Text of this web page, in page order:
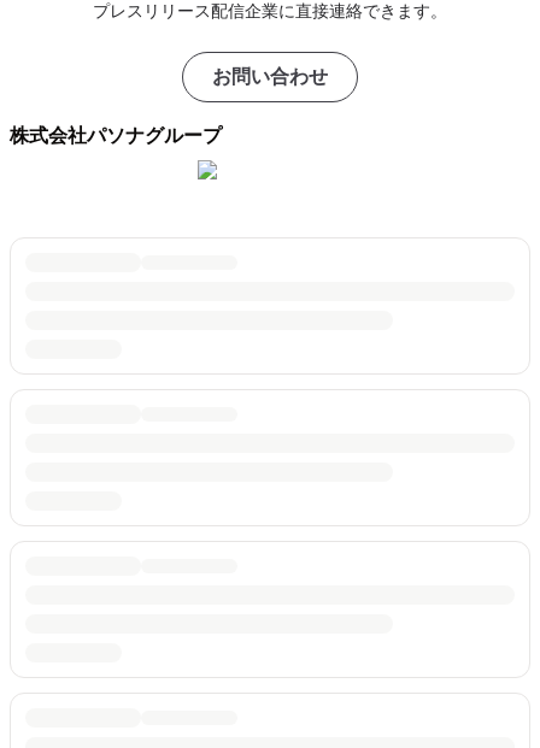
プレスリリース配信企業に直接連絡できます。
お問い合わせ
株式会社パソナグループ